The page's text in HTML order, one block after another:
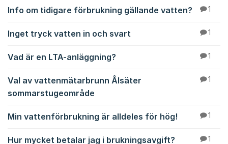
Info om tidigare förbrukning gällande vatten? 1
Inget tryck vatten in och svart 1
Vad är en LTA-anläggning? 1
Val av vattenmätarbrunn Ålsäter
sommarstugeområde
1
Min vattenförbrukning är alldeles för hög! 1
Hur mycket betalar jag i brukningsavgift? 1